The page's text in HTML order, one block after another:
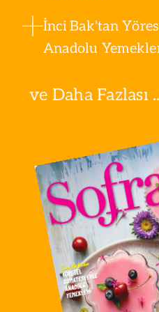
İnci Bak'tan
Anadolu
ve Daha Fazlası